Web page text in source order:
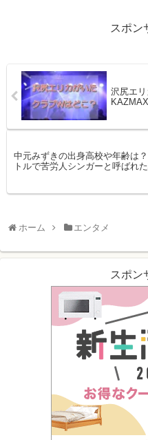
スポン
沢尻エ
中元みずきの出身高校や年齢は
トルで苦労人シンガーと呼ばれ
ホーム エンタメ
スポン